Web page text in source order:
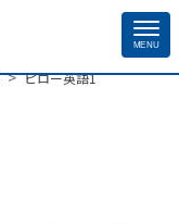
MENU
> ピロー英語1